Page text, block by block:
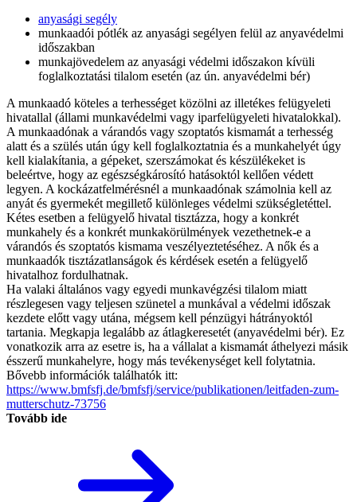
anyasági segély
munkaadói pótlék az anyasági segélyen felül az anyavédelmi
időszakban
munkajövedelem az anyasági védelmi időszakon kívüli
foglalkoztatási tilalom esetén (az ún. anyavédelmi bér)
A munkaadó köteles a terhességet közölni az illetékes felügyeleti
hivatallal (állami munkavédelmi vagy iparfelügyeleti hivatalokkal).
A munkaadónak a várandós vagy szoptatós kismamát a terhesség
alatt és a szülés után úgy kell foglalkoztatnia és a munkahelyét úgy
kell kialakítania, a gépeket, szerszámokat és készülékeket is
beleértve, hogy az egészségkárosító hatásoktól kellően védett
legyen. A kockázatfelmérésnél a munkaadónak számolnia kell az
anyát és gyermekét megillető különleges védelmi szükségletéttel.
Kétes esetben a felügyelő hivatal tisztázza, hogy a konkrét
munkahely és a konkrét munkakörülmények vezethetnek-e a
várandós és szoptatós kismama veszélyeztetéséhez. A nők és a
munkaadók tisztázatlanságok és kérdések esetén a felügyelő
hivatalhoz fordulhatnak.
Ha valaki általános vagy egyedi munkavégzési tilalom miatt
részlegesen vagy teljesen szünetel a munkával a védelmi időszak
kezdete előtt vagy utána, mégsem kell pénzügyi hátrányoktól
tartania. Megkapja legalább az átlagkeresetét (anyavédelmi bér). Ez
vonatkozik arra az esetre is, ha a vállalat a kismamát áthelyezi másik
ésszerű munkahelyre, hogy más tevékenységet kell folytatnia.
Bővebb információk találhatók itt:
https://www.bmfsfj.de/bmfsfj/service/publikationen/leitfaden-zum-
mutterschutz-73756
Tovább ide